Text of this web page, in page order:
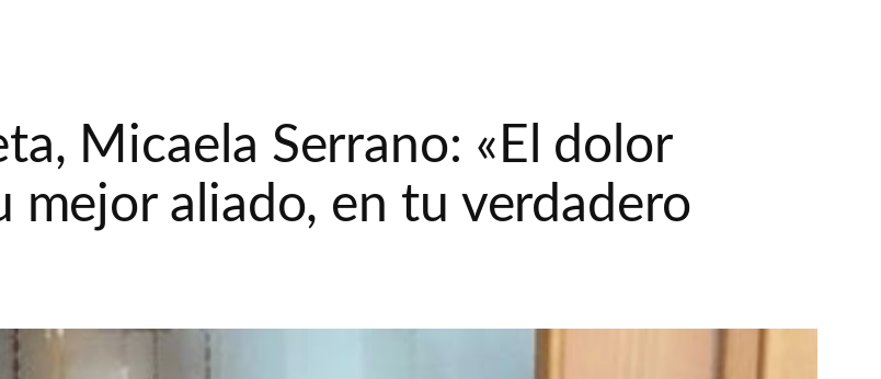
Micaela Serrano: «El dolor
mejor aliado, en tu verdadero